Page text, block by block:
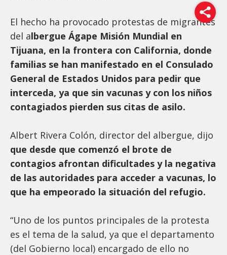
El hecho ha provocado protestas de migrantes
del albergue Ágape Misión Mundial en
Tijuana, en la frontera con California, donde
familias se han manifestado en el Consulado
General de Estados Unidos para pedir que
interceda, ya que sin vacunas y con los niños
contagiados pierden sus citas de asilo.
Albert Rivera Colón, director del albergue, dijo
que desde que comenzó el brote de
contagios afrontan dificultades y la negativa
de las autoridades para acceder a vacunas, lo
que ha empeorado la situación del refugio.
“Uno de los puntos principales de la protesta
es el tema de la salud, ya que el departamento
(del Gobierno local) encargado de ello no